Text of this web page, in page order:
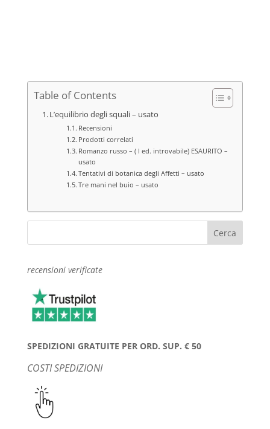
Table of Contents
L’equilibrio degli squali – usato
Recensioni
Prodotti correlati
Romanzo russo – ( I ed. introvabile) ESAURITO –
usato
Tentativi di botanica degli Affetti – usato
Tre mani nel buio – usato
recensioni verificate
SPEDIZIONI GRATUITE PER ORD. SUP. € 50
COSTI SPEDIZIONI